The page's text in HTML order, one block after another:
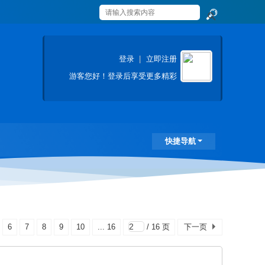
索
登录
立即注册
游客您好！登录后享受更多精彩
快捷导航
6 7 8 9 10 ... 16 / 16 页 下一页